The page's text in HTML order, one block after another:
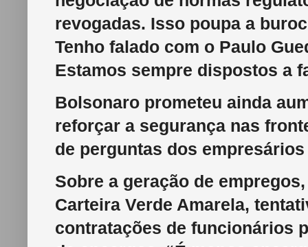
revogadas. Isso poupa a
Tenho falado com o Paulo
Estamos sempre dispostos a
Bolsonaro prometeu ainda
reforçar a segurança nas
de perguntas dos
Sobre a geração de
Carteira Verde Amarela,
contratações de funcionários